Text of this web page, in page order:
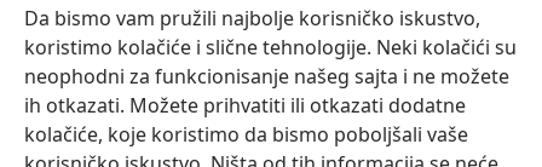
Da bismo vam pružili najbolje korisničko iskustvo,
koristimo kolačiće i slične tehnologije. Neki kolačići su
neophodni za funkcionisanje našeg sajta i ne možete
ih otkazati. Možete prihvatiti ili otkazati dodatne
kolačiće, koje koristimo da bismo poboljšali vaše
novi
prozor)JW Hub
(otvara
novi
prozor)JW Library ®
Watchtower Library®